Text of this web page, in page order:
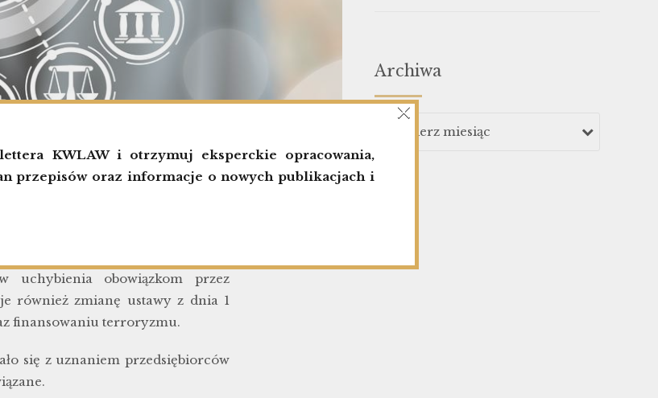
Rządowy projekt ustawy o
pożyczki lombardowej, zasad
uchybienia obowiązkom przez
również zmianę ustawy z dnia 1
finansowaniu terroryzmu.
się z uznaniem przedsiębiorców
Archiwa
Wybierz miesiąc
KWLAW i otrzymuj eksperckie opracowania,
przepisów oraz informacje o nowych publikacjach i
×